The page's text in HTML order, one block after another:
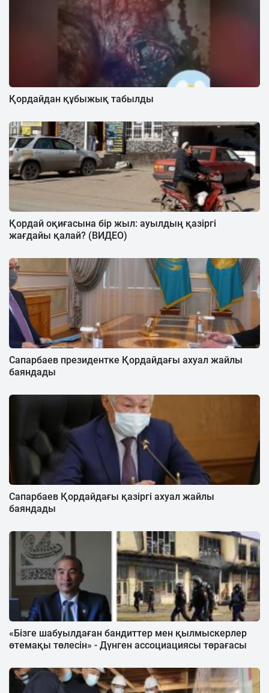
Қордайдан құбыжық табылды
Қордай оқиғасына бір жыл: ауылдың қазіргі
жағдайы қалай? (ВИДЕО)
Сапарбаев президентке Қордайдағы ахуал жайлы
баяндады
Cапарбаев Қордайдағы қазіргі ахуал жайлы
баяндады
«Бізге шабуылдаған бандиттер мен қылмыскерлер
өтемақы төлесін» - Дүнген ассоциациясы төрағасы